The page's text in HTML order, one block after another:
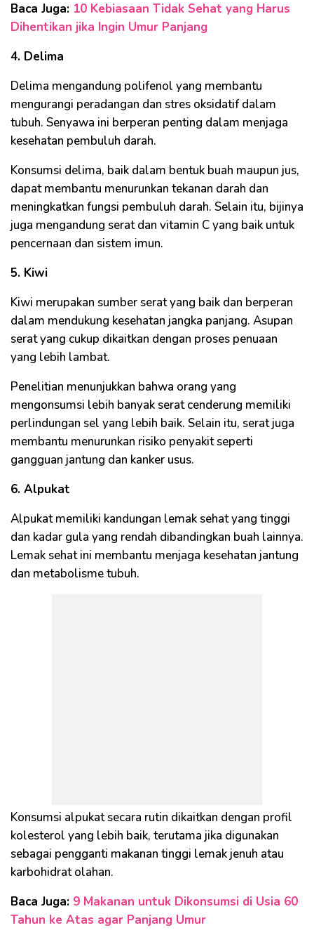
Baca Juga: 10 Kebiasaan Tidak Sehat yang Harus
Dihentikan jika Ingin Umur Panjang
4. Delima
Delima mengandung polifenol yang membantu
mengurangi peradangan dan stres oksidatif dalam
tubuh. Senyawa ini berperan penting dalam menjaga
kesehatan pembuluh darah.
Konsumsi delima, baik dalam bentuk buah maupun jus,
dapat membantu menurunkan tekanan darah dan
meningkatkan fungsi pembuluh darah. Selain itu, bijinya
juga mengandung serat dan vitamin C yang baik untuk
pencernaan dan sistem imun.
5. Kiwi
Kiwi merupakan sumber serat yang baik dan berperan
dalam mendukung kesehatan jangka panjang. Asupan
serat yang cukup dikaitkan dengan proses penuaan
yang lebih lambat.
Penelitian menunjukkan bahwa orang yang
mengonsumsi lebih banyak serat cenderung memiliki
perlindungan sel yang lebih baik. Selain itu, serat juga
membantu menurunkan risiko penyakit seperti
gangguan jantung dan kanker usus.
6. Alpukat
Alpukat memiliki kandungan lemak sehat yang tinggi
dan kadar gula yang rendah dibandingkan buah lainnya.
Lemak sehat ini membantu menjaga kesehatan jantung
dan metabolisme tubuh.
Konsumsi alpukat secara rutin dikaitkan dengan profil
kolesterol yang lebih baik, terutama jika digunakan
sebagai pengganti makanan tinggi lemak jenuh atau
karbohidrat olahan.
Baca Juga: 9 Makanan untuk Dikonsumsi di Usia 60
Tahun ke Atas agar Panjang Umur